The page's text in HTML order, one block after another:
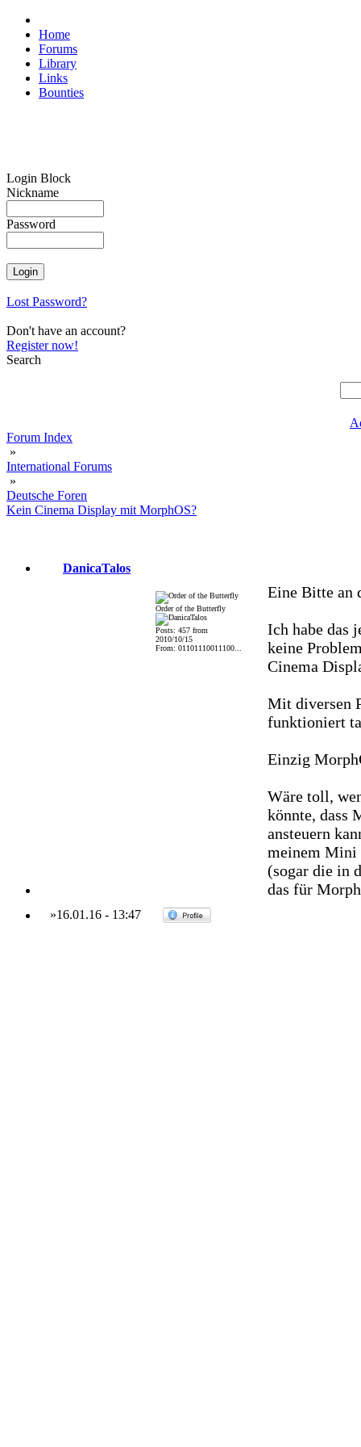
Home
Forums
Library
Links
Bounties
Login Block
Nickname
Password
Lost Password?
Don't have an account?
Register now!
Search
Forum Index
»
International Forums
»
Deutsche Foren
Kein Cinema Display mit MorphOS?
DanicaTalos
Order of the Butterfly
Posts: 457 from
2010/10/15
From: 01101110011100...
Eine Bitte an
Ich habe das
keine
Cinema
Mit diversen
funktioniert
Einzig
Wäre toll,
könnte, dass
ansteuern
meinem Mini
(sogar die in
das für
»16.01.16- 13:47